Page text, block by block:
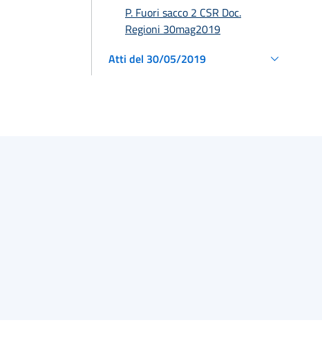
P. Fuori sacco 2 CSR Doc.
Regioni 30mag2019
Atti del 30/05/2019